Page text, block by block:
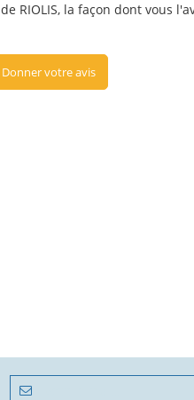
RIOLIS, la façon dont vous
Donner votre avis